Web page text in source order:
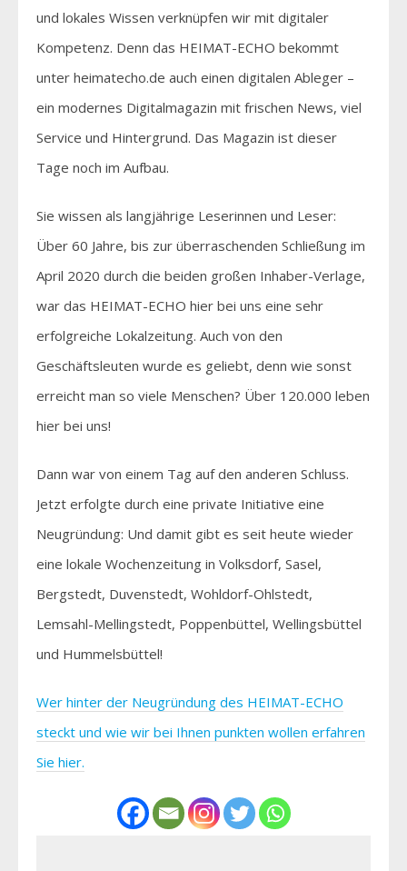
und lokales Wissen verknüpfen wir mit digitaler
Kompetenz. Denn das HEIMAT-ECHO bekommt
unter heimatecho.de auch einen digitalen Ableger –
ein modernes Digitalmagazin mit frischen News, viel
Service und Hintergrund. Das Magazin ist dieser
Tage noch im Aufbau.
Sie wissen als langjährige Leserinnen und Leser:
Über 60 Jahre, bis zur überraschenden Schließung im
April 2020 durch die beiden großen Inhaber-Verlage,
war das HEIMAT-ECHO hier bei uns eine sehr
erfolgreiche Lokalzeitung. Auch von den
Geschäftsleuten wurde es geliebt, denn wie sonst
erreicht man so viele Menschen? Über 120.000 leben
hier bei uns!
Dann war von einem Tag auf den anderen Schluss.
Jetzt erfolgte durch eine private Initiative eine
Neugründung: Und damit gibt es seit heute wieder
eine lokale Wochenzeitung in Volksdorf, Sasel,
Bergstedt, Duvenstedt, Wohldorf-Ohlstedt,
Lemsahl-Mellingstedt, Poppenbüttel, Wellingsbüttel
und Hummelsbüttel!
Wer hinter der Neugründung des HEIMAT-ECHO
steckt und wie wir bei Ihnen punkten wollen erfahren
Sie hier.